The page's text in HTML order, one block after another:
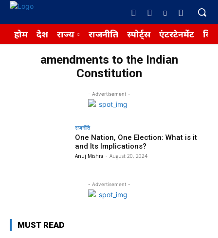
होम देश राज्य राजनीति स्पोर्ट्स एंटरटेनमेंट
amendments to the Indian
Constitution
- Advertisement -
राजनीति
One Nation, One Election: What is it
and Its Implications?
Anuj Mishra - August 20, 2024
- Advertisement -
MUST READ